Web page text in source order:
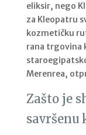
eliksir, nego
za Kleopatru
kozmetičku
rana trgovina
Merenrea,
Zašto je
savršenu